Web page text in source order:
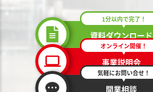
資料ダウンロード
1分以内で完了！
事業説明会
オンライン開催！
開業相談
気軽にお問い合せ！